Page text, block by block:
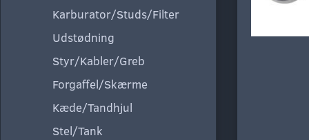
Karburator/Studs/Filter
Udstødning
Styr/Kabler/Greb
Forgaffel/Skærme
Kæde/Tandhjul
Stel/Tank